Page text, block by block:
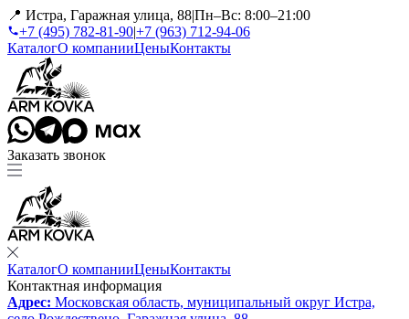
📍 Истра, Гаражная улица, 88|Пн–Вс: 8:00–21:00
+7 (495) 782-81-90|+7 (963) 712-94-06
КаталогО компанииЦеныКонтакты
Заказать звонок
КаталогО компанииЦеныКонтакты
Контактная информация
Адрес: Московская область, муниципальный округ Истра,